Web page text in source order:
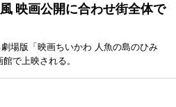
映画公開に合わせ街全体で
場版「映画ちいかわ 人魚の島のひみ
で上映される。